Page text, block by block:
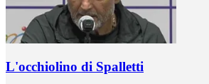
L'occhiolino di Spalletti